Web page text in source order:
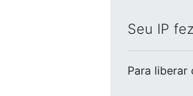
Seu IP
Para liberar